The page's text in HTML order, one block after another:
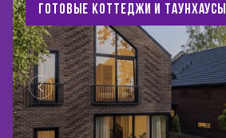
Готовые коттеджи и таунхаусы